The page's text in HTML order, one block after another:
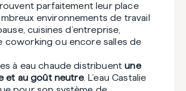
parfaitement leur place
environnements de travail
cuisines d’entreprise,
coworking ou encore salles de
à eau chaude distribuentune
et au goût neutre. L’eau Castalie